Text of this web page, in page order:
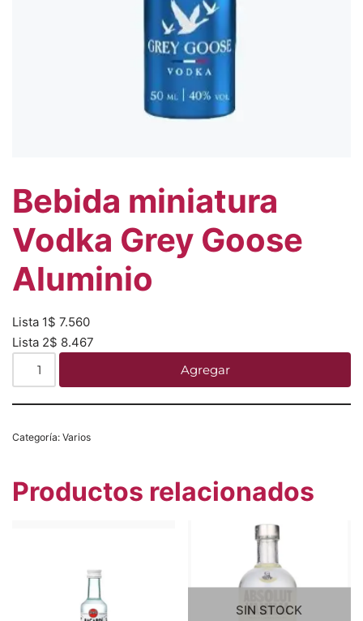
Bebida miniatura
Vodka Grey Goose
Aluminio
Lista 1$ 7.560
Lista 2$ 8.467
Agregar
Categoría: Varios
Productos relacionados
SIN STOCK